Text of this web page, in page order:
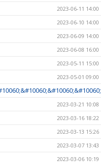
2023-06-11 14:00
2023-06-10 14:00
2023-06-09 14:00
2023-06-08 16:00
2023-05-11 15:00
2023-05-01 09:00
2023-03-21 10:08
2023-03-16 18:22
2023-03-13 15:26
2023-03-07 13:43
2023-03-06 10:19